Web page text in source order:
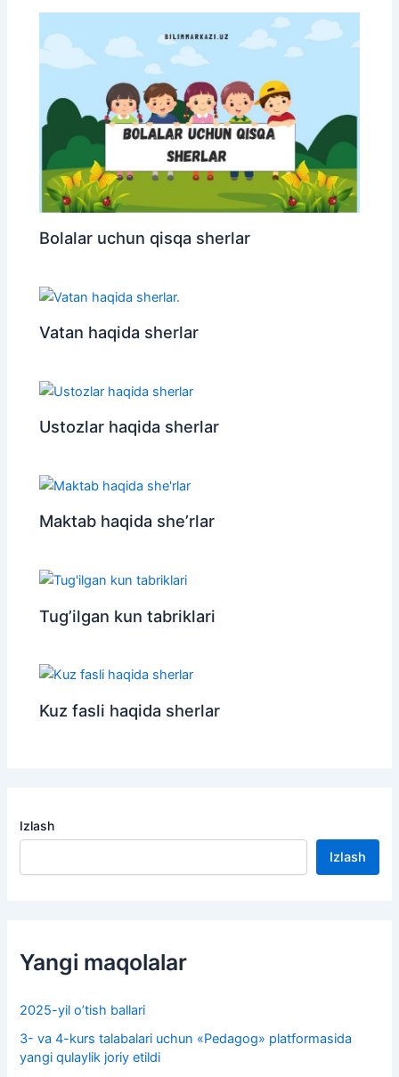
Bolalar uchun qisqa sherlar
Vatan haqida sherlar
Ustozlar haqida sherlar
Maktab haqida she’rlar
Tug’ilgan kun tabriklari
Kuz fasli haqida sherlar
Izlash
Izlash
Yangi maqolalar
2025-yil o’tish ballari
3- va 4-kurs talabalari uchun «Pedagog» platformasida
yangi qulaylik joriy etildi